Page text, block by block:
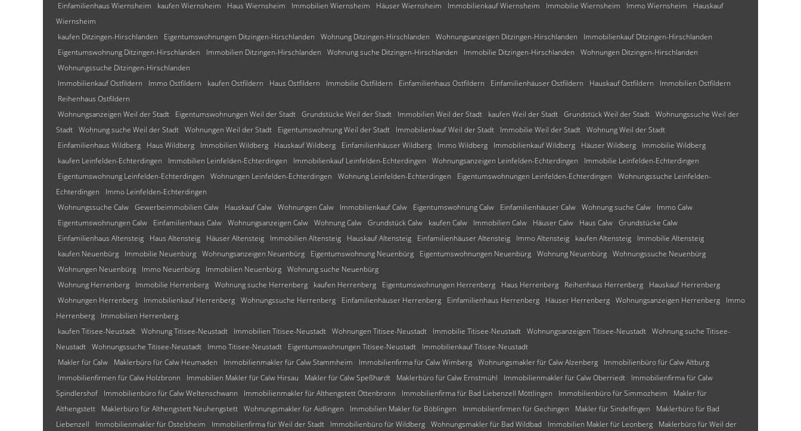
Einfamilienhaus Wiernsheim
kaufen Wiernsheim Haus Wiernsheim Immobilien Wiernsheim Häuser Wiernsheim Immobilienkauf Wiernsheim Immobilie Wiernsheim Immo Wiernsheim
Hauskauf
Wiernsheim
kaufen Ditzingen-Hirschlanden
Eigentumswohnungen Ditzingen-Hirschlanden Wohnung Ditzingen-Hirschlanden Wohnungsanzeigen Ditzingen-Hirschlanden
Immobilienkauf Ditzingen-Hirschlanden
Eigentumswohnung Ditzingen-Hirschlanden
Immobilien Ditzingen-Hirschlanden Wohnung suche Ditzingen-Hirschlanden Immobilie Ditzingen-Hirschlanden
Wohnungen Ditzingen-Hirschlanden
Wohnungssuche Ditzingen-Hirschlanden
Immobilienkauf Ostfildern
Immo Ostfildern kaufen Ostfildern Haus Ostfildern Immobilie Ostfildern Einfamilienhaus Ostfildern Einfamilienhäuser Ostfildern Hauskauf Ostfildern
Immobilien Ostfildern
Reihenhaus Ostfildern
Wohnungsanzeigen Weil der Stadt
Eigentumswohnungen Weil der Stadt Grundstücke Weil der Stadt Immobilien Weil der Stadt kaufen Weil der Stadt Grundstück Weil der Stadt Wohnungssuche Weil der
Stadt Wohnung suche Weil der Stadt Wohnungen Weil der Stadt Eigentumswohnung Weil der Stadt Immobilienkauf Weil der Stadt Immobilie Weil der Stadt Wohnung Weil der Stadt
Einfamilienhaus Wildberg
Haus Wildberg Immobilien Wildberg Hauskauf Wildberg Einfamilienhäuser Wildberg Immo Wildberg Immobilienkauf Wildberg Häuser Wildberg
Immobilie Wildberg
kaufen Leinfelden-Echterdingen
Immobilien Leinfelden-Echterdingen Immobilienkauf Leinfelden-Echterdingen Wohnungsanzeigen Leinfelden-Echterdingen
Immobilie Leinfelden-Echterdingen
Eigentumswohnung Leinfelden-Echterdingen
Wohnungen Leinfelden-Echterdingen Wohnung Leinfelden-Echterdingen Eigentumswohnungen Leinfelden-Echterdingen
Wohnungssuche Leinfelden-
Echterdingen
Immo Leinfelden-Echterdingen
Wohnungssuche Calw Gewerbeimmobilien Calw Hauskauf Calw Wohnungen Calw Immobilienkauf Calw Eigentumswohnung Calw Einfamilienhäuser Calw Wohnung suche Calw
Immo Calw
Eigentumswohnungen Calw
Einfamilienhaus Calw Wohnungsanzeigen Calw Wohnung Calw Grundstück Calw kaufen Calw Immobilien Calw Häuser Calw Haus Calw Grundstücke Calw
Einfamilienhaus Altensteig
Haus Altensteig Häuser Altensteig Immobilien Altensteig Hauskauf Altensteig Einfamilienhäuser Altensteig Immo Altensteig kaufen Altensteig
Immobilie Altensteig
kaufen Neuenbürg
Immobilie Neuenbürg Wohnungsanzeigen Neuenbürg Eigentumswohnung Neuenbürg Eigentumswohnungen Neuenbürg Wohnung Neuenbürg Wohnungssuche Neuenbürg
Wohnungen Neuenbürg
Immo Neuenbürg Immobilien Neuenbürg Wohnung suche Neuenbürg
Wohnung Herrenberg
Immobilie Herrenberg Wohnung suche Herrenberg kaufen Herrenberg Eigentumswohnungen Herrenberg Haus Herrenberg Reihenhaus Herrenberg
Hauskauf Herrenberg
Wohnungen Herrenberg
Immobilienkauf Herrenberg Wohnungssuche Herrenberg Einfamilienhäuser Herrenberg Einfamilienhaus Herrenberg Häuser Herrenberg Wohnungsanzeigen Herrenberg
Immo
Herrenberg
Immobilien Herrenberg
kaufen Titisee-Neustadt Wohnung Titisee-Neustadt Immobilien Titisee-Neustadt Wohnungen Titisee-Neustadt Immobilie Titisee-Neustadt Wohnungsanzeigen Titisee-Neustadt Wohnung suche Titisee-
Neustadt Wohnungssuche Titisee-Neustadt Immo Titisee-Neustadt Eigentumswohnungen Titisee-Neustadt
Immobilienkauf Titisee-Neustadt
Makler für Calw
Maklerbüro für Calw Heumaden Immobilienmakler für Calw Stammheim Immobilienfirma für Calw Wimberg Wohnungsmakler für Calw Alzenberg
Immobilienbüro für Calw Altburg
Immobilienfirmen für Calw Holzbronn
Immobilien Makler für Calw Hirsau Makler für Calw Speßhardt Maklerbüro für Calw Ernstmühl Immobilienmakler für Calw Oberriedt
Immobilienfirma für Calw
Spindlershof
Immobilienbüro für Calw Weltenschwann Immobilienmakler für Althengstett Ottenbronn Immobilienfirma für Bad Liebenzell Möttlingen Immobilienbüro für Simmozheim
Makler für
Althengstett
Maklerbüro für Althengstett Neuhengstett Wohnungsmakler für Aidlingen Immobilien Makler für Böblingen Immobilienfirmen für Gechingen Makler für Sindelfingen
Maklerbüro für Bad
Liebenzell
Immobilienmakler für Ostelsheim Immobilienfirma für Weil der Stadt Immobilienbüro für Wildberg Wohnungsmakler für Bad Wildbad Immobilien Makler für Leonberg
Maklerbüro für Weil der